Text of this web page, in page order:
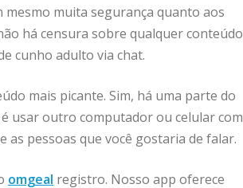
muita segurança quanto aos
há censura sobre qualquer conteúdo
cunho adulto via chat.
mais picante. Sim, há uma parte do
usar outro computador ou celular com
pessoas que você gostaria de falar.
omgeal registro. Nosso app oferece